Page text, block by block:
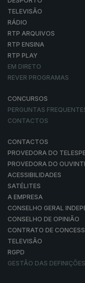
TELEVISÃO
RÁDIO
RTP ARQUIVOS
RTP ENSINA
RTP PLAY
EM DIRETO
REVER PROGRAMAS
CONCURSOS
PERGUNTAS
CONTACTOS
CONTACTOS
PROVEDORA DO
PROVEDORA DO
ACESSIBILIDADES
SATÉLITES
A EMPRESA
CONSELHO GERAL
CONSELHO DE OPINIÃO
CONTRATO DE
TELEVISÃO
RGPD
GESTÃO DAS